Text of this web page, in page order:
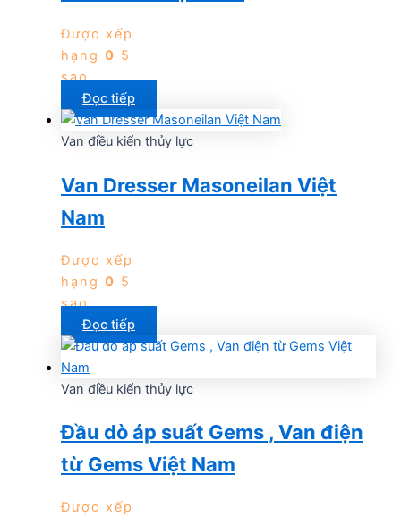
Được xếp
hạng 0 5
sao
Đọc tiếp
Van điều kiển thủy lực
Van Dresser Masoneilan Việt
Nam
Được xếp
hạng 0 5
sao
Đọc tiếp
Van điều kiển thủy lực
Đầu dò áp suất Gems , Van điện
từ Gems Việt Nam
Được xếp